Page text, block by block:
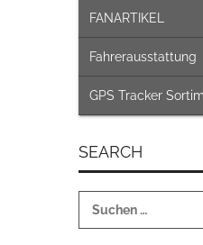
FANARTIKEL
Fahrerausstattung
GPS Tracker
SEARCH
nach: